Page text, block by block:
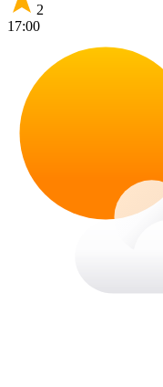
2
17:00